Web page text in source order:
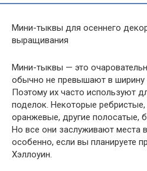
Мини-тыквы для осеннего
выращивания
Мини-тыквы — это
обычно не превышают в ширину
Поэтому их часто используют
поделок. Некоторые ребристые,
оранжевые, другие полосатые,
Но все они заслуживают места
особенно, если вы планируете
Хэллоуин.